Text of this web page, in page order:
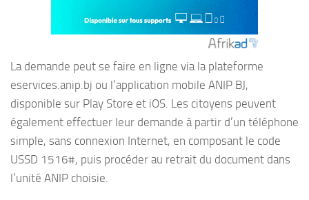
La demande peut se faire en ligne via la plateforme
eservices.anip.bj ou l’application mobile ANIP BJ,
disponible sur Play Store et iOS. Les citoyens peuvent
également effectuer leur demande à partir d’un téléphone
simple, sans connexion Internet, en composant le code
USSD 1516#, puis procéder au retrait du document dans
l’unité ANIP choisie.